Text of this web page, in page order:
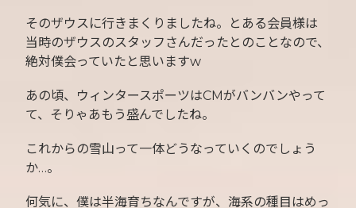
そのザウスに行きまくりましたね。とある会員様は
当時のザウスのスタッフさんだったとのことなので、
絶対僕会っていたと思いますw
あの頃、ウィンタースポーツはCMがバンバンやって
て、そりゃあもう盛んでしたね。
これからの雪山って一体どうなっていくのでしょう
か…。
何気に、僕は半海育ちなんですが、海系の種目はめっ